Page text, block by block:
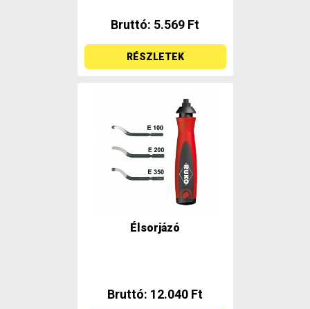
Bruttó: 5.569 Ft
RÉSZLETEK
Élsorjázó
Bruttó: 12.040 Ft